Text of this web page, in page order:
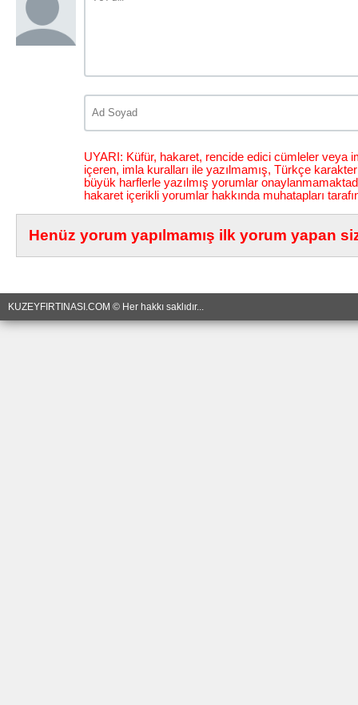
UYARI: Küfür, hakaret, rencide edici cümleler veya
içeren, imla kuralları ile yazılmamış, Türkçe
büyük harflerle yazılmış yorumlar
hakaret içerikli yorumlar hakkında muhatapları
Henüz yorum yapılmamış ilk yorum yapan
KUZEYFIRTINASI.COM © Her hakkı saklıdır...